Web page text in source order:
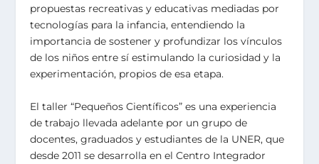
propuestas recreativas y educativas mediadas por
tecnologías para la infancia, entendiendo la
importancia de sostener y profundizar los vínculos
de los niños entre sí estimulando la curiosidad y la
experimentación, propios de esa etapa.
El taller “Pequeños Científicos” es una experiencia
de trabajo llevada adelante por un grupo de
docentes, graduados y estudiantes de la UNER, que
desde 2011 se desarrolla en el Centro Integrador